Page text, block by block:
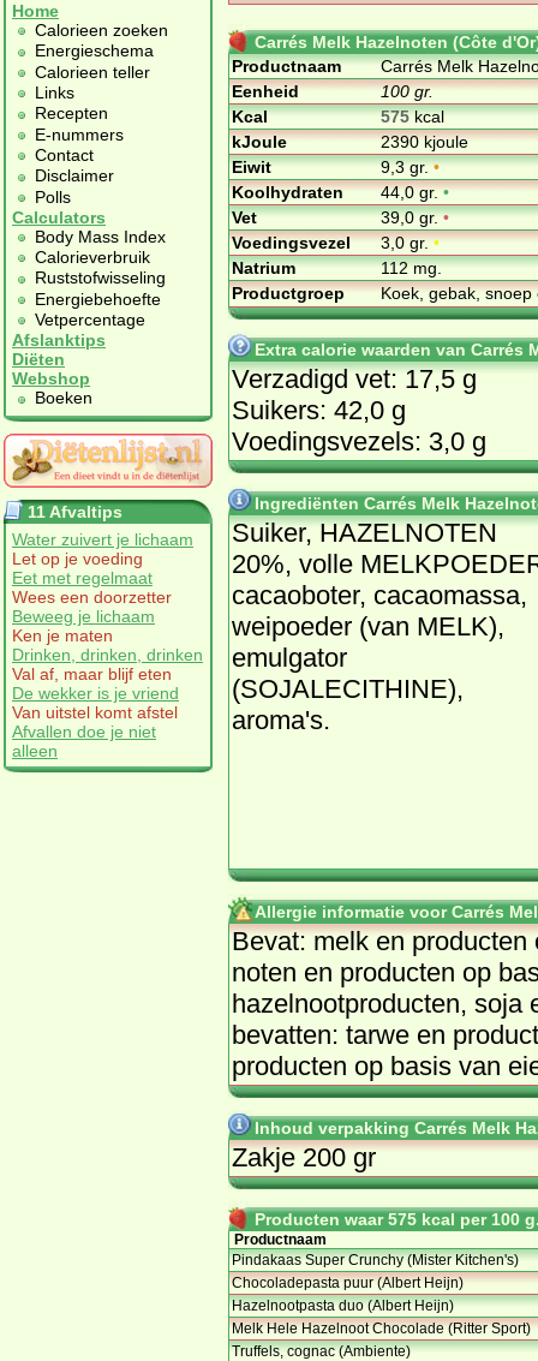
Home
Calorieen zoeken
Energieschema
Calorieen teller
Links
Recepten
E-nummers
Contact
Disclaimer
Polls
Calculators
Body Mass Index
Calorieverbruik
Ruststofwisseling
Energiebehoefte
Vetpercentage
Afslanktips
Diëten
Webshop
Boeken
11 Afvaltips
Water zuivert je lichaam
Let op je voeding
Eet met regelmaat
Wees een doorzetter
Beweeg je lichaam
Ken je maten
Drinken, drinken, drinken
Val af, maar blijf eten
De wekker is je vriend
Van uitstel komt afstel
Afvallen doe je niet
alleen
Carrés Melk Hazelnoten (Côte
Productnaam
Carrés Melk
Eenheid
100 gr.
Kcal
575kcal
kJoule
2390 kjoule
Eiwit
9,3 gr.•
Koolhydraten
44,0 gr.•
Vet
39,0 gr.•
Voedingsvezel
3,0 gr.•
Natrium
112 mg.
Productgroep
Koek, gebak,
Extra calorie waarden van Carrés
Verzadigd vet: 17,5 g
Suikers: 42,0 g
Voedingsvezels: 3,0 g
Ingrediënten Carrés Melk
Suiker, HAZELNOTEN
20%, volle
cacaoboter, cacaomassa,
weipoeder (van MELK),
emulgator
(SOJALECITHINE),
aroma's.
Allergie informatie voor Carrés
Bevat: melk en
noten en producten op
hazelnootproducten, soja
bevatten: tarwe en
producten op basis van
Inhoud verpakking Carrés Melk
Zakje 200 gr
Producten waar 575 kcal per 100
Productnaam
Pindakaas Super Crunchy (Mister Kitchen's)
Chocoladepasta puur (Albert Heijn)
Hazelnootpasta duo (Albert Heijn)
Melk Hele Hazelnoot Chocolade (Ritter Sport)
Truffels, cognac (Ambiente)